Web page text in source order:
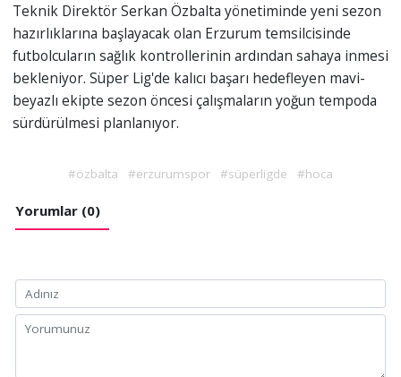
Teknik Direktör Serkan Özbalta yönetiminde yeni sezon
hazırlıklarına başlayacak olan Erzurum temsilcisinde
futbolcuların sağlık kontrollerinin ardından sahaya inmesi
bekleniyor. Süper Lig'de kalıcı başarı hedefleyen mavi-
beyazlı ekipte sezon öncesi çalışmaların yoğun tempoda
sürdürülmesi planlanıyor.
#özbalta #erzurumspor #süperligde #hoca
Yorumlar (0)